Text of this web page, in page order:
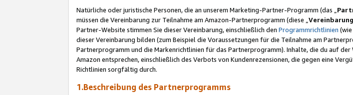
Natürliche oder juristische Personen, die an unserem Marketing-Partner-Programm (das „
müssen die Vereinbarung zur Teilnahme am Amazon-Partnerprogramm (diese „Vereinbarung
Partner-Website stimmen Sie dieser Vereinbarung, einschließlich den Programmrichtlinien
dieser Vereinbarung bilden (zum Beispiel die Voraussetzungen für die Teilnahme am
Partnerprogramm und die Markenrichtlinien für das Partnerprogramm). Inhalte, die du auf
Amazon entsprechen, einschließlich des Verbots von Kundenrezensionen, die gegen eine
Richtlinien sorgfältig durch.
1.Beschreibung des Partnerprogramms